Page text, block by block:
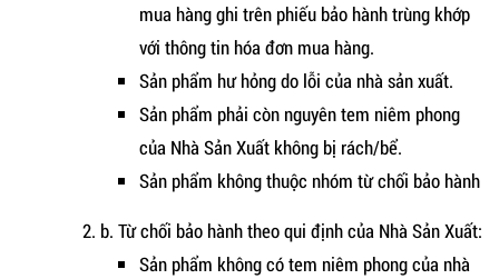
mua hàng ghi trên phiếu bảo hành trùng khớp
với thông tin hóa đơn mua hàng.
Sản phẩm hư hỏng do lỗi của nhà sản xuất.
Sản phẩm phải còn nguyên tem niêm phong
của Nhà Sản Xuất không bị rách/bể.
Sản phẩm không thuộc nhóm từ chối bảo hành
b. Từ chối bảo hành theo qui định của Nhà Sản Xuất:
Sản phẩm không có tem niêm phong của nhà